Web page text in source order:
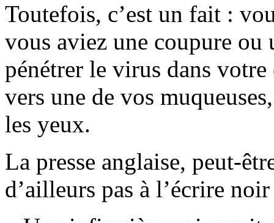
Toutefois, c’est un fait :
vous aviez une coupure ou
pénétrer le virus dans
vers une de vos
les yeux.
La presse anglaise, peut-
d’ailleurs pas à l’écrire